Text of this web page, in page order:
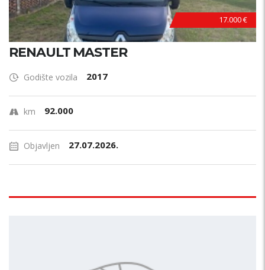
17.000 €
RENAULT MASTER
Godište vozila 2017
km 92.000
Objavljen 27.07.2026.